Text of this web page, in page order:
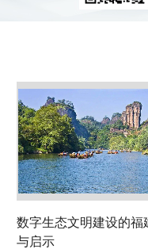
数字生态文明建设的福
与启示